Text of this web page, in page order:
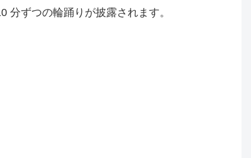
ずつの輪踊りが披露されます。